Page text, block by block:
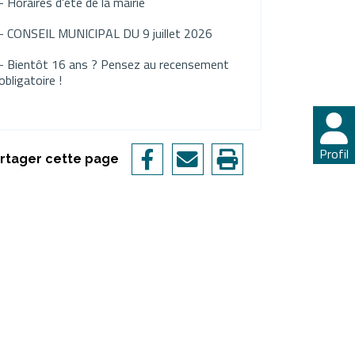
Profil
CONSEIL MUNICIPAL DU 9 juillet 2026
Bientôt 16 ans ? Pensez au recensement
!
cette page Profil